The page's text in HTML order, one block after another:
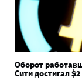
Оборот
Сити достигал